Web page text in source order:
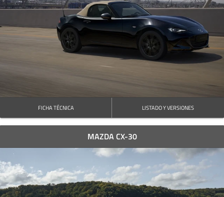
FICHA TÉCNICA LISTADO Y VERSIONES
MAZDA CX-30